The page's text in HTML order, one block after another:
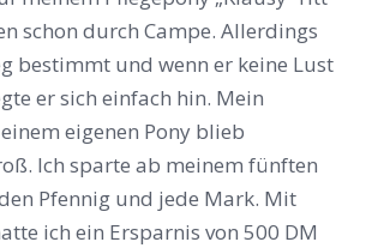
schon durch Campe. Allerdings
bestimmt und wenn er keine Lust
er sich einfach hin. Mein
eigenen Pony blieb
Ich sparte ab meinem fünften
Pfennig und jede Mark. Mit
ich ein Ersparnis von 500 DM